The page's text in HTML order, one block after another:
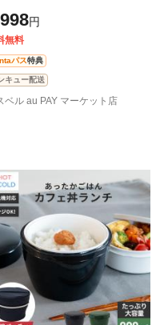
ー 女子 男子 女性 男性 おし
円
無料
パス特典
キュー配送
ベル au PAY マーケット店